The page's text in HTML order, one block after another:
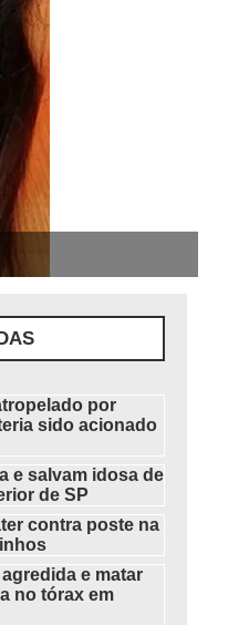
por
sido acionado
e salvam idosa de
de SP
contra poste na
e matar
no tórax em